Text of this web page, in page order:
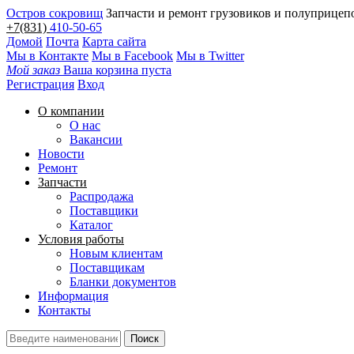
Остров сокровищ Запчасти и ремонт грузовиков и
+7(831) 410-50-65
Домой Почта Карта сайта
Мы в Контакте Мы в Facebook Мы в Twitter
Мой заказ Ваша корзина пуста
Регистрация Вход
О компании
О нас
Вакансии
Новости
Ремонт
Запчасти
Распродажа
Поставщики
Каталог
Условия работы
Новым клиентам
Поставщикам
Бланки документов
Информация
Контакты